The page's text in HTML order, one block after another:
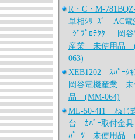
R・C・M-
単相ｼﾘｰｽﾞ AC電
ｰｼﾞﾌﾟﾛﾃｸﾀｰ 岡
産業 未使用品
063)
XEB1202 ｽﾊﾟｰｸ
岡谷電機産業 未
品 (MM-064)
ML-50-4I1 ねじ
台 ｶﾊﾞｰ取付金
ﾊﾟｰﾂ 未使用品